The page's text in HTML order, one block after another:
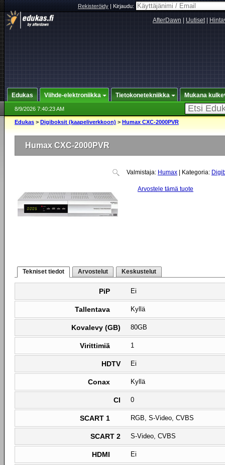
Rekisteröidy|Kirjaudu:
AfterDawn Uutiset|
Edukas Viihde-elektroniikka Tietokonetekniikka Mukana
8/9/2026 7:40:23 AM
Edukas > Digiboksit (kaapeliverkkoon) > Humax CXC-2000PVR
Humax CXC-2000PVR
Valmistaja: Humax | Kategoria:
Arvostele tämä tuote
Tekniset tiedot Arvostelut Keskustelut
PiP Ei
Tallentava Kyllä
Kovalevy (GB) 80GB
Virittimiä 1
HDTV Ei
Conax Kyllä
CI 0
SCART 1 RGB, S-Video, CVBS
SCART 2 S-Video, CVBS
HDMI Ei